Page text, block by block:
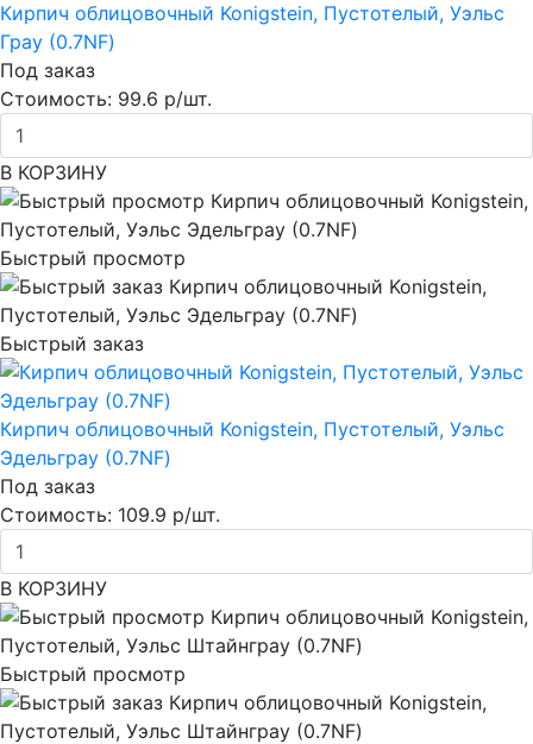
Кирпич облицовочный Konigstein, Пустотелый, Уэльс
Грау (0.7NF)
Под заказ
Стоимость: 99.6 р/шт.
В КОРЗИНУ
Быстрый просмотр
Быстрый заказ
Кирпич облицовочный Konigstein, Пустотелый, Уэльс
Эдельграу (0.7NF)
Под заказ
Стоимость: 109.9 р/шт.
В КОРЗИНУ
Быстрый просмотр